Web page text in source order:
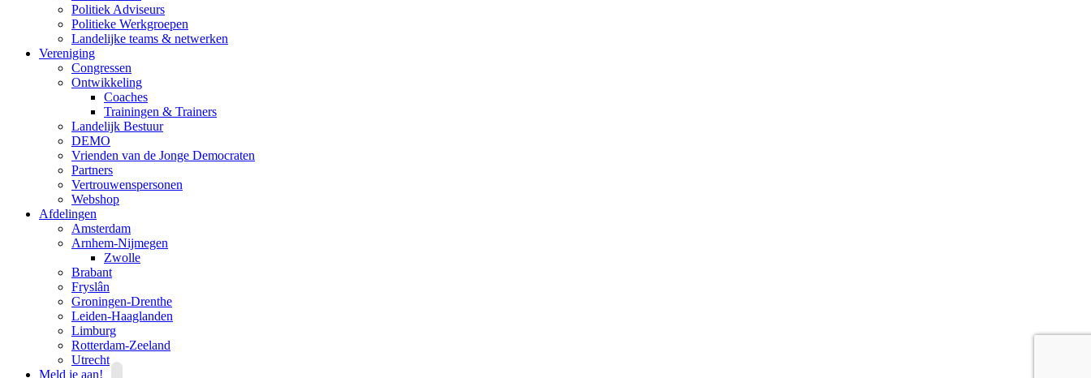
Politiek Adviseurs
Politieke Werkgroepen
Landelijke teams & netwerken
Vereniging
Congressen
Ontwikkeling
Coaches
Trainingen & Trainers
Landelijk Bestuur
DEMO
Vrienden van de Jonge Democraten
Partners
Vertrouwenspersonen
Webshop
Afdelingen
Amsterdam
Arnhem-Nijmegen
Zwolle
Brabant
Fryslân
Groningen-Drenthe
Leiden-Haaglanden
Limburg
Rotterdam-Zeeland
Utrecht
Meld je aan!